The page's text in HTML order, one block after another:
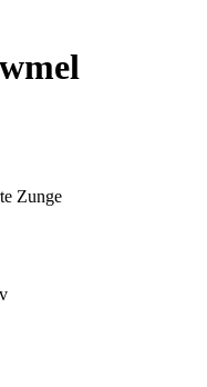
Zunge